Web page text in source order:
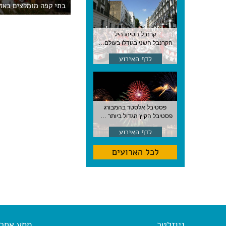
קרנבל נוטינג היל
הקרנבל השני בגודלו בעולם, עם מוזיקה, תהלוכות ותחפושות. לונדון
לדף האירוע
פסטיבל אלסטר בהמבורג
פסטיבל הקיץ הגדול ביותר בהמבורג, סוף אוגוסט, גרמניה
לדף האירוע
לכל הארועים
בתי קפה מומלצים